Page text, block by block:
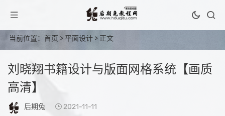
当前位置： 首页 >平面设计 > 正文
刘晓翔书籍设计与版面网格系统【画质
高清】
后期兔 2021-11-11